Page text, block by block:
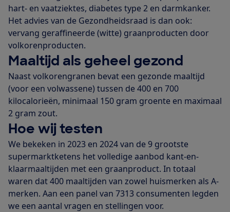
hart- en vaatziektes, diabetes type 2 en darmkanker.
Het advies van de Gezondheidsraad is dan ook:
vervang geraffineerde (witte) graanproducten door
volkorenproducten.
Maaltijd als geheel gezond
Naast volkorengranen bevat een gezonde maaltijd
(voor een volwassene) tussen de 400 en 700
kilocalorieën, minimaal 150 gram groente en maximaal
2 gram zout.
Hoe wij testen
We bekeken in 2023 en 2024 van de 9 grootste
supermarktketens het volledige aanbod kant-en-
klaarmaaltijden met een graanproduct. In totaal
waren dat 400 maaltijden van zowel huismerken als A-
merken. Aan een panel van 7313 consumenten legden
we een aantal vragen en stellingen voor.